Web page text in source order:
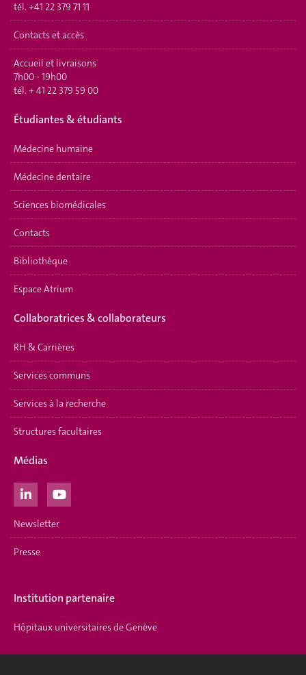
tél. +41 22 379 71 11
Contacts et accès
Accueil et livraisons
7h00 - 19h00
tél. + 41 22 379 59 00
Étudiantes & étudiants
Médecine humaine
Médecine dentaire
Sciences biomédicales
Contacts
Bibliothèque
Espace Atrium
Collaboratrices & collaborateurs
RH & Carrières
Services communs
Services à la recherche
Structures facultaires
Médias
Newsletter
Presse
Institution partenaire
Hôpitaux universitaires de Genève